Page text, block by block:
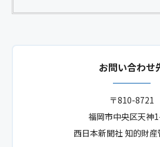
お問い合わせ
〒810-8721
福岡市中央区天神
西日本新聞社 知的財産